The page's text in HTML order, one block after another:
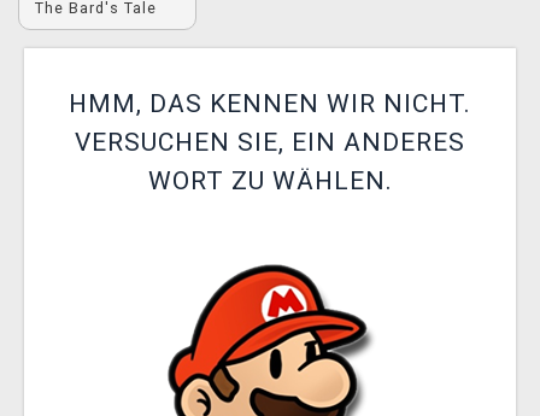
XZONE CLUB
The Bard's Tale
HMM, DAS KENNEN WIR NICHT.
VERSUCHEN SIE, EIN ANDERES
WORT ZU WÄHLEN.